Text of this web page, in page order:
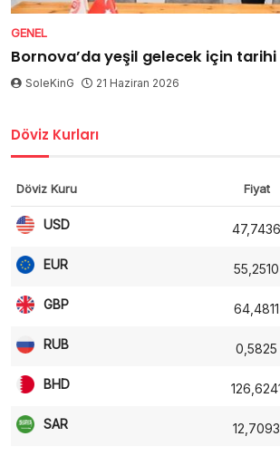
GENEL
Bornova’da yeşil gelecek için
SoleKinG 21 Haziran 2026
Döviz Kurları
Döviz Kuru Fiyat
USD 47,7436
EUR 55,2510
GBP 64,4811
RUB 0,5825
BHD
SAR 12,7093